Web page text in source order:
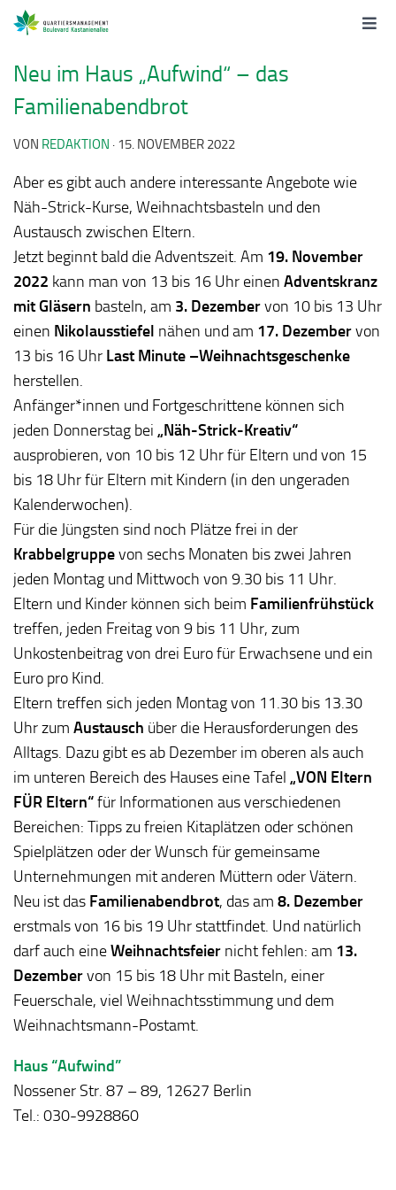
Neu im Haus „Aufwind“ – das
Familienabendbrot
VON REDAKTION · 15. NOVEMBER 2022
Aber es gibt auch andere interessante Angebote wie
Näh-Strick-Kurse, Weihnachtsbasteln und den
Austausch zwischen Eltern.
Jetzt beginnt bald die Adventszeit. Am 19. November
2022 kann man von 13 bis 16 Uhr einen Adventskranz
mit Gläsern basteln, am 3. Dezembervon 10 bis 13 Uhr
einen Nikolausstiefel nähen und am 17. Dezembervon
13 bis 16 Uhr Last Minute –Weihnachtsgeschenke
herstellen.
Anfänger*innen und Fortgeschrittene können sich
jeden Donnerstag bei „Näh-Strick-Kreativ“
ausprobieren, von 10 bis 12 Uhr für Eltern und von 15
bis 18 Uhr für Eltern mit Kindern (in den ungeraden
Kalenderwochen).
Für die Jüngsten sind noch Plätze frei in der
Krabbelgruppevon sechs Monaten bis zwei Jahren
jeden Montag und Mittwoch von 9.30 bis 11 Uhr.
Eltern und Kinder können sich beim Familienfrühstück
treffen, jeden Freitag von 9 bis 11 Uhr, zum
Unkostenbeitrag von drei Euro für Erwachsene und ein
Euro pro Kind.
Eltern treffen sich jeden Montag von 11.30 bis 13.30
Uhr zum Austausch über die Herausforderungen des
Alltags. Dazu gibt es ab Dezember im oberen als auch
im unteren Bereich des Hauses eine Tafel „VON Eltern
FÜR Eltern“für Informationen aus verschiedenen
Bereichen: Tipps zu freien Kitaplätzen oder schönen
Spielplätzen oder der Wunsch für gemeinsame
Unternehmungen mit anderen Müttern oder Vätern.
Neu ist das Familienabendbrot, das am 8. Dezember
erstmals von 16 bis 19 Uhr stattfindet. Und natürlich
darf auch eineWeihnachtsfeier nicht fehlen: am 13.
Dezembervon 15 bis 18 Uhr mit Basteln, einer
Feuerschale, viel Weihnachtsstimmung und dem
Weihnachtsmann-Postamt.
Haus “Aufwind”
Nossener Str. 87 – 89, 12627 Berlin
Tel.: 030-9928860